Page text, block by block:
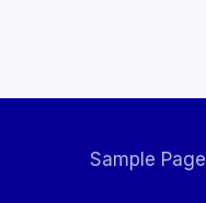
Sample Page